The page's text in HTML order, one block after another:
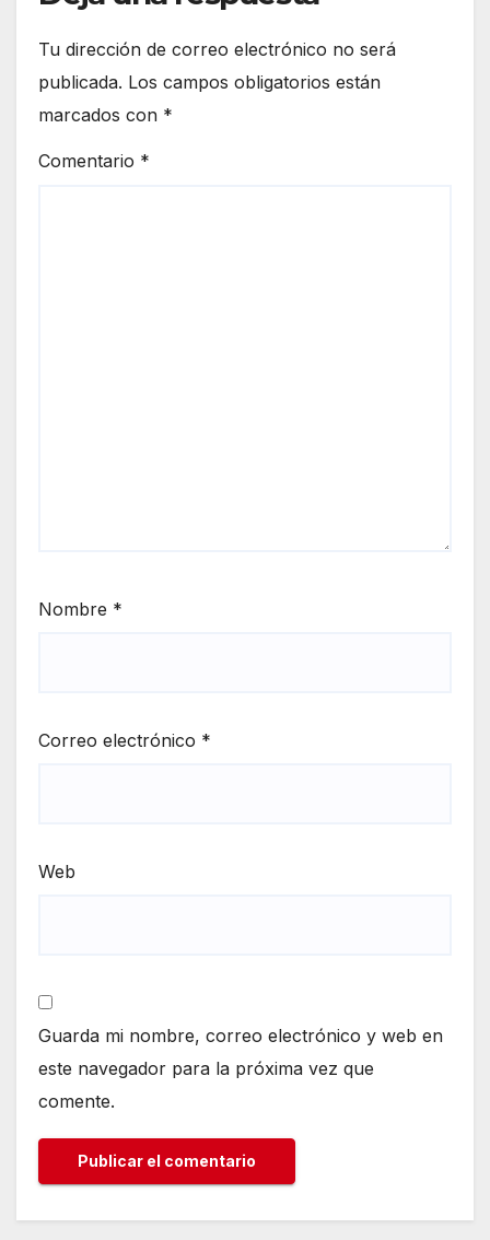
Tu dirección de correo electrónico no será
publicada. Los campos obligatorios están
marcados con *
Comentario *
Nombre *
Correo electrónico *
Web
Guarda mi nombre, correo electrónico y web en
este navegador para la próxima vez que
comente.